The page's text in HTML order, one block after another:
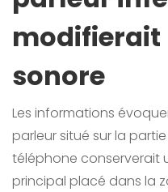
modifierait
sonore
Les informations
parleur situé sur la
téléphone conserverait
principal placé dans la